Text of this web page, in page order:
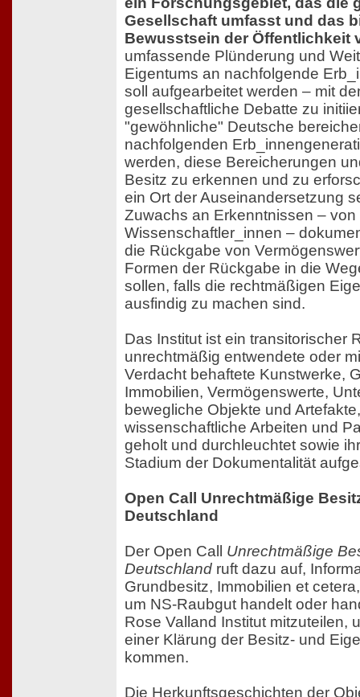
Gesellschaft umfasst und das
Bewusstsein der Öffentlichkeit
umfassende Plünderung und
Eigentums an nachfolgende
soll aufgearbeitet werden – mit
gesellschaftliche Debatte zu
"gewöhnliche" Deutsche
nachfolgenden
werden, diese Bereicherungen
Besitz zu erkennen und zu
ein Ort der Auseinandersetzung
Zuwachs an Erkenntnissen –
Wissenschaftler_innen –
die Rückgabe von
Formen der Rückgabe in die
sollen, falls die rechtmäßigen
ausfindig zu machen sind.
Das Institut ist ein transitorischer
unrechtmäßig entwendete oder
Verdacht behaftete Kunstwerke,
Immobilien, Vermögenswerte,
bewegliche Objekte und
wissenschaftliche Arbeiten und
geholt und durchleuchtet sowie
Stadium der Dokumentalität
Open Call Unrechtmäßige
Deutschland
Der Open Call Unrechtmäßige
Deutschland ruft dazu auf,
Grundbesitz, Immobilien et
um NS-Raubgut handelt oder
Rose Valland Institut mitzuteilen,
einer Klärung der Besitz- und
kommen.
Die Herkunftsgeschichten der